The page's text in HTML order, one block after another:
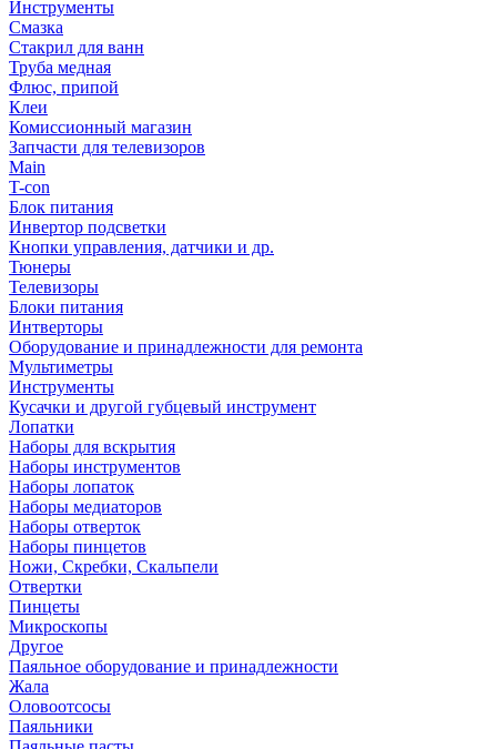
Инструменты
Смазка
Стакрил для ванн
Труба медная
Флюс, припой
Клеи
Комиссионный магазин
Запчасти для телевизоров
Main
T-con
Блок питания
Инвертор подсветки
Кнопки управления, датчики и др.
Тюнеры
Телевизоры
Блоки питания
Интверторы
Оборудование и принадлежности для ремонта
Мультиметры
Инструменты
Кусачки и другой губцевый инструмент
Лопатки
Наборы для вскрытия
Наборы инструментов
Наборы лопаток
Наборы медиаторов
Наборы отверток
Наборы пинцетов
Ножи, Скребки, Скальпели
Отвертки
Пинцеты
Микроскопы
Другое
Паяльное оборудование и принадлежности
Жала
Оловоотсосы
Паяльники